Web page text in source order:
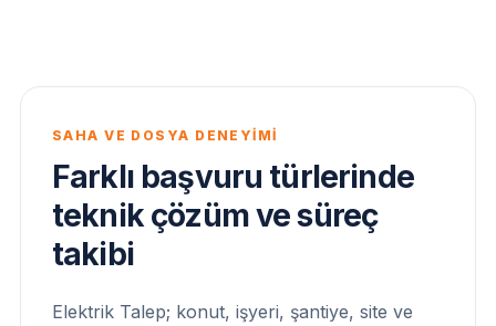
SAHA VE DOSYA DENEYİMİ
Farklı başvuru türlerinde
teknik çözüm ve süreç
takibi
Elektrik Talep; konut, işyeri, şantiye, site ve